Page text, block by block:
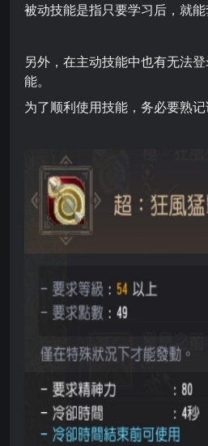
被动技能是指只要学习后，就能
另外，在主动技能中也有无法
能。
为了顺利使用技能，务必要熟记